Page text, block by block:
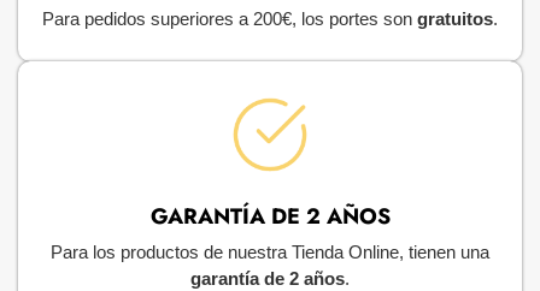
Para pedidos superiores a 200€, los portes son gratuitos.
GARANTÍA DE 2 AÑOS
Para los productos de nuestra Tienda Online, tienen una
garantía de 2 años.